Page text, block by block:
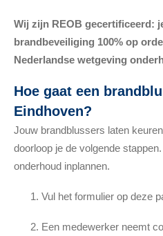
Wij zijn REOB gecertificeerd:
brandbeveiliging 100% op
Nederlandse wetgeving
Hoe gaat een
Eindhoven?
Jouw brandblussers laten
doorloop je de volgende
onderhoud inplannen.
Vul het formulier op deze
Een medewerker neemt